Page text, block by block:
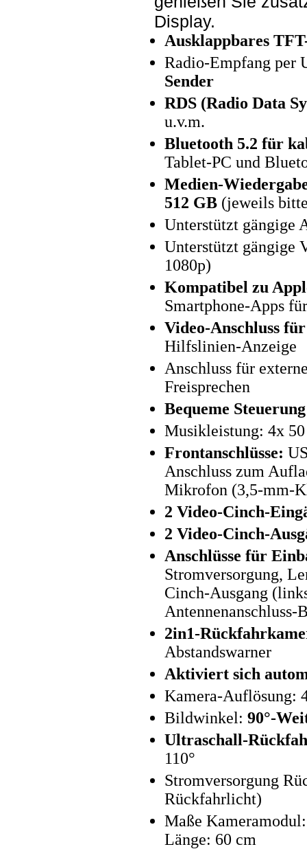
Display.
Ausklappbares
Radio-Empfang per
Sender
RDS (Radio Data
u.v.m.
Bluetooth 5.2 für
Tablet-PC und
Medien-
512 GB (jeweils
Unterstützt gängige
Unterstützt gängige
1080p)
Kompatibel zu
Smartphone-Apps
Video-Anschluss
Hilfslinien-Anzeige
Anschluss für
Freisprechen
Bequeme
Musikleistung: 4x
Frontanschlüsse:
Anschluss zum
Mikrofon (3,5-mm-
2 Video-Cinch-
2 Video-Cinch-
Anschlüsse für
Stromversorgung,
Cinch-Ausgang
Antennenanschluss-
2in1-
Abstandswarner
Aktiviert sich
Kamera-Auflösung:
Bildwinkel: 90°-
Ultraschall-
110°
Stromversorgung
Rückfahrlicht)
Maße
Länge: 60 cm